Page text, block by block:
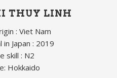
THUY LINH
: Viet Nam
Japan : 2019
skill : N2
Hokkaido